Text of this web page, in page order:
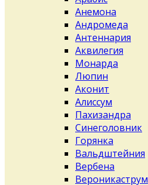
Анемона
Андромеда
Антеннария
Аквилегия
Монарда
Люпин
Аконит
Алиссум
Пахизандра
Синеголовник
Горянка
Вальдштейния
Вербена
Вероникаструм